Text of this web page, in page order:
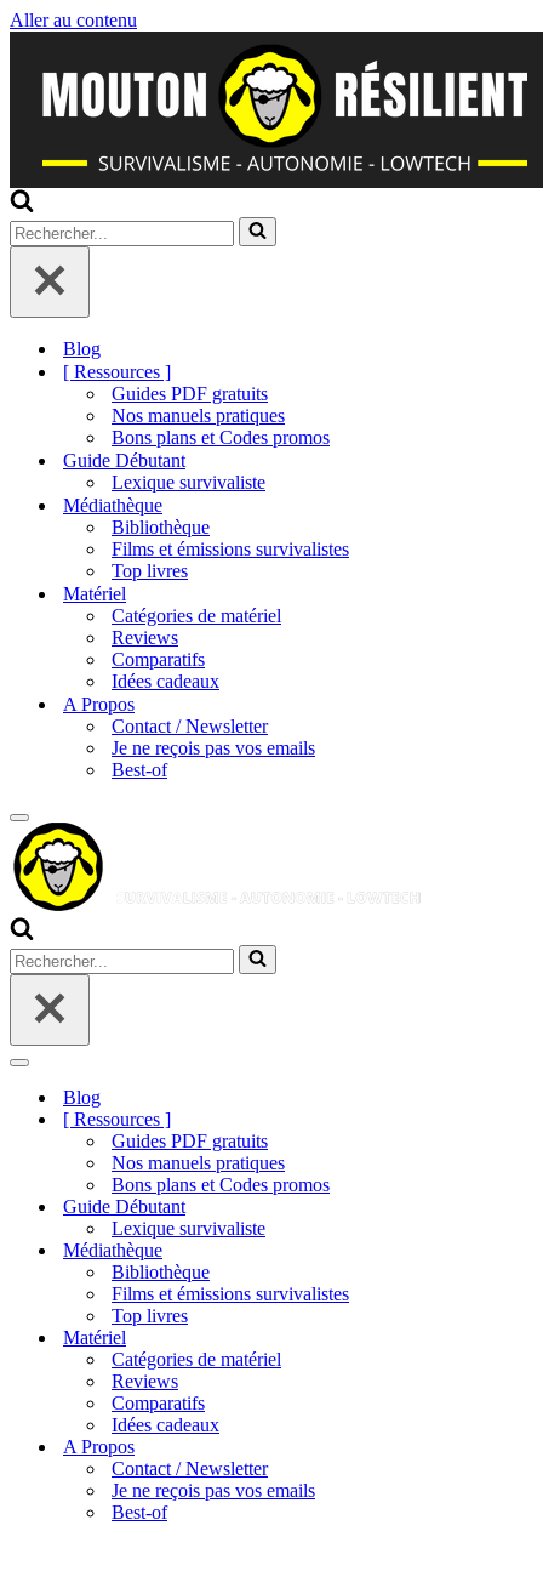
Aller au contenu
Rechercher...
Blog
[ Ressources ]
Guides PDF gratuits
Nos manuels pratiques
Bons plans et Codes promos
Guide Débutant
Lexique survivaliste
Médiathèque
Bibliothèque
Films et émissions survivalistes
Top livres
Matériel
Catégories de matériel
Reviews
Comparatifs
Idées cadeaux
A Propos
Contact / Newsletter
Je ne reçois pas vos emails
Best-of
Menu
de
navigation
Rechercher...
Menu
navigation
Blog
[ Ressources ]
Guides PDF gratuits
Nos manuels pratiques
Bons plans et Codes promos
Guide Débutant
Lexique survivaliste
Médiathèque
Bibliothèque
Films et émissions survivalistes
Top livres
Matériel
Catégories de matériel
Reviews
Comparatifs
Idées cadeaux
A Propos
Contact / Newsletter
Je ne reçois pas vos emails
Best-of